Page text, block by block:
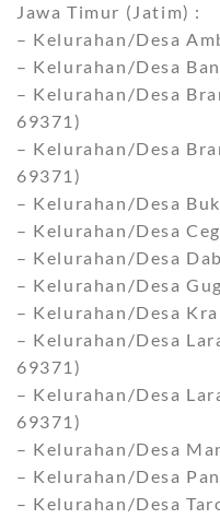
Jawa Timur (Jatim) :
– Kelurahan/Desa
– Kelurahan/Desa
– Kelurahan/Desa
69371)
– Kelurahan/Desa
69371)
– Kelurahan/Desa
– Kelurahan/Desa
– Kelurahan/Desa
– Kelurahan/Desa
– Kelurahan/Desa
– Kelurahan/Desa
69371)
– Kelurahan/Desa
69371)
– Kelurahan/Desa
– Kelurahan/Desa
– Kelurahan/Desa